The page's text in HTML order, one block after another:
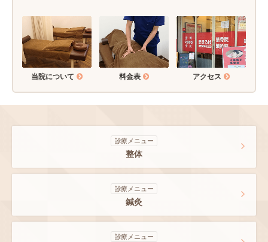
当院について 料金表 アクセス
診療メニュー
整体
診療メニュー
鍼灸
診療メニュー